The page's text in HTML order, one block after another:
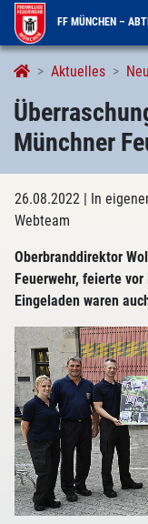
FF MÜNCHEN –
Aktuelles
Münchner
26.08.2022 | In
Webteam
Oberbranddirektor
Feuerwehr, feierte
Eingeladen waren